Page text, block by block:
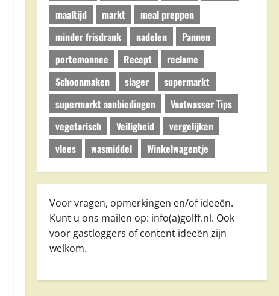
maaltijd
markt
meal preppen
minder frisdrank
nadelen
Pannen
portemonnee
Recept
reclame
Schoonmaken
slager
supermarkt
supermarkt aanbiedingen
Vaatwasser Tips
vegetarisch
Veiligheid
vergelijken
vlees
wasmiddel Winkelwagentje
Voor vragen, opmerkingen en/of ideeën.
Kunt u ons mailen op: info(a)golff.nl. Ook
voor gastloggers of content ideeën zijn
welkom.